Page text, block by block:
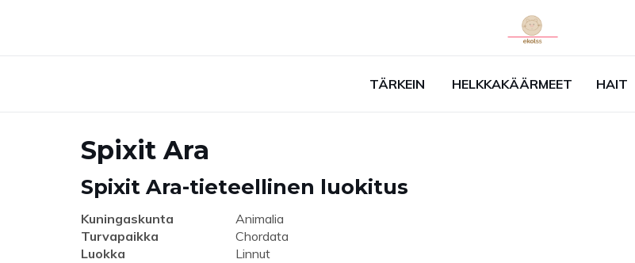
TÄRKEIN HELKKAKÄÄRMEET HAIT
Spixit Ara
Spixit Ara-tieteellinen luokitus
Kuningaskunta
Animalia
Turvapaikka
Chordata
Luokka
Linnut